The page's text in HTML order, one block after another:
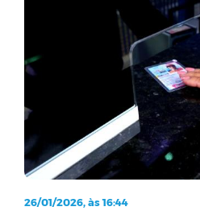
26/01/2026, às 16:44